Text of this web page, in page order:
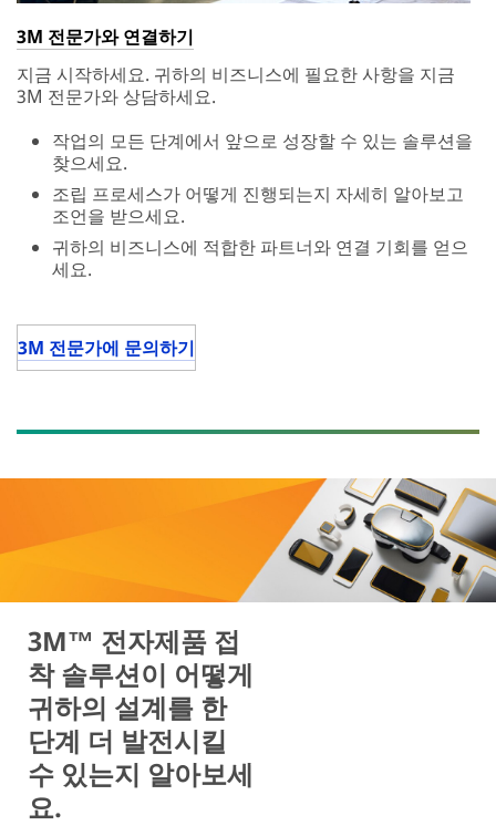
3M 전문가와 연결하기
지금 시작하세요. 귀하의 비즈니스에 필요한 사항을 지금
3M 전문가와 상담하세요.
작업의 모든 단계에서 앞으로 성장할 수 있는 솔루션을
찾으세요.
조립 프로세스가 어떻게 진행되는지 자세히 알아보고
조언을 받으세요.
귀하의 비즈니스에 적합한 파트너와 연결 기회를 얻으
세요.
3M 전문가에 문의하기
3M™ 전자제품 접
착 솔루션이 어떻게
귀하의 설계를 한
단계 더 발전시킬
수 있는지 알아보세
요.